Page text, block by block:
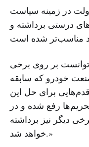
در زمینه سیاست
درستی برداشته و
توانست بر روی برخی
خودرو که سابقه
برای حل این
رفع شده و در
دیگر نیز برداشته
خواهد شد.»